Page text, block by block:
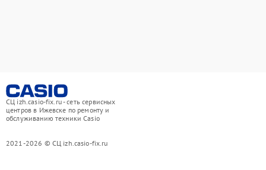
СЦ izh.casio-fix.ru - сеть сервисных
центров в Ижевске по ремонту и
обслуживанию техники Casio
2021-2026 © СЦ izh.casio-fix.ru